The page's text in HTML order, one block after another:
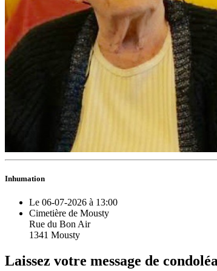
Inhumation
Le 06-07-2026 à 13:00
Cimetière de Mousty
Rue du Bon Air
1341 Mousty
Laissez votre message de